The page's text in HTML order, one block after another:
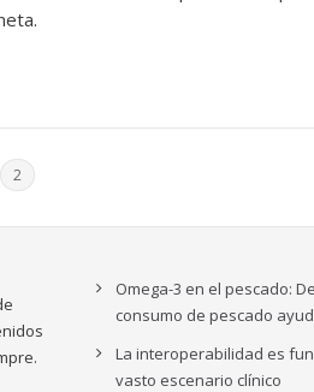
2
Omega-3 en el pescado:
consumo de pescado
La interoperabilidad es
vasto escenario clínico